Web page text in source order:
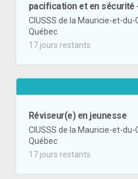
pacification et en sécurité
CIUSSS de la Mauricie-et-
Québec
17 jours restants
Réviseur(e) en jeunesse
CIUSSS de la Mauricie-et-
Québec
17 jours restants